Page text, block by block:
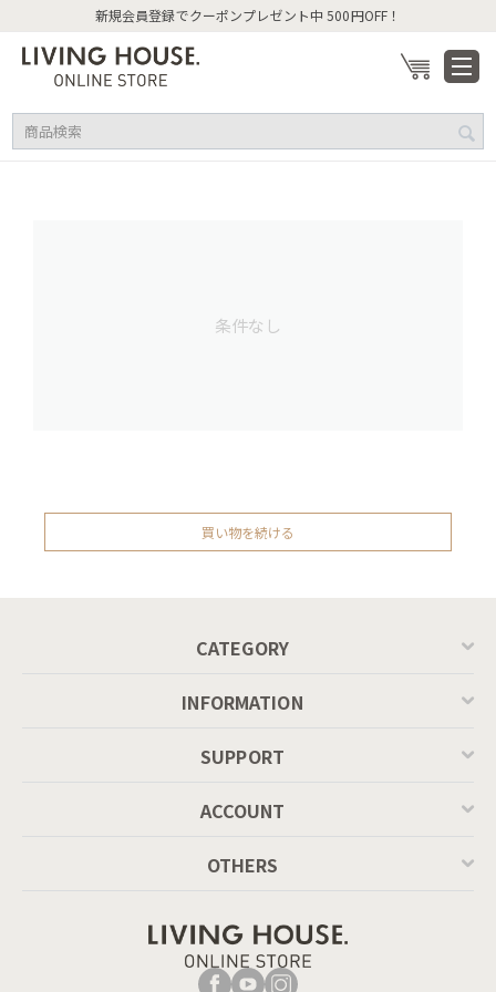
新規会員登録でクーポンプレゼント中 500円OFF！
条件なし
買い物を続ける
CATEGORY
INFORMATION
SUPPORT
ACCOUNT
OTHERS